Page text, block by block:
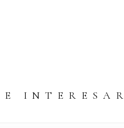
INTERESAR